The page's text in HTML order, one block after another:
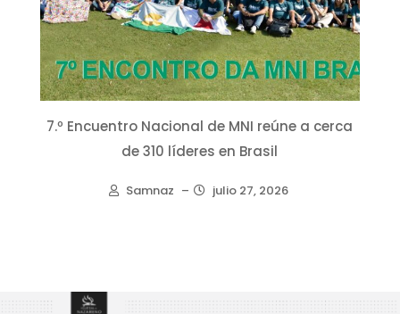
7.º Encuentro Nacional de MNI reúne a cerca
de 310 líderes en Brasil
Samnaz – julio 27, 2026